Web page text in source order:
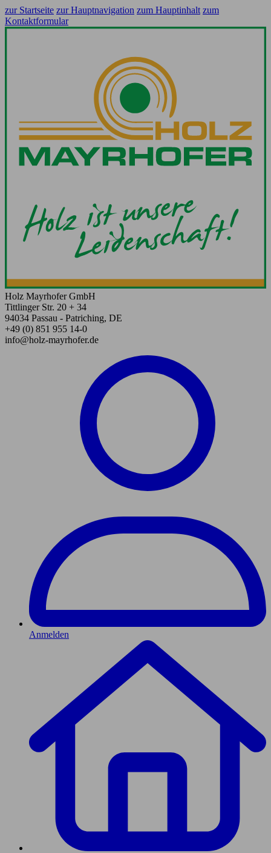
zur Startseite zur Hauptnavigation zum Hauptinhalt zum
Kontaktformular
Holz Mayrhofer GmbH
Tittlinger Str. 20 + 34
94034 Passau - Patriching, DE
+49 (0) 851 955 14-0
info@holz-mayrhofer.de
Anmelden